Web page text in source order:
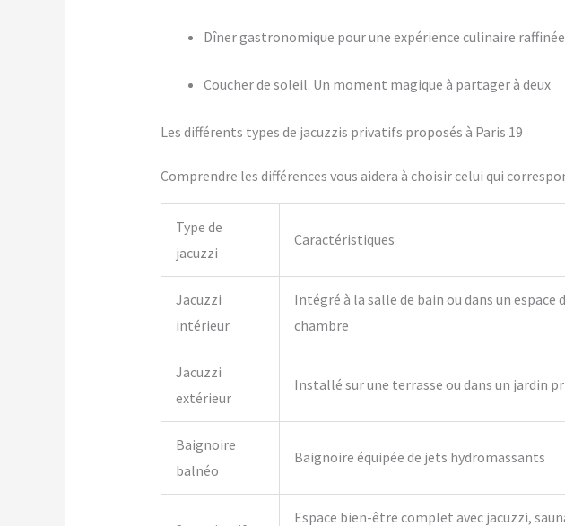
Dîner gastronomique pour une expérience culinaire
Coucher de soleil. Un moment magique à partager à deux
Les différents types de jacuzzis privatifs proposés à Paris 19
Comprendre les différences vous aidera à choisir celui qui
Type de
jacuzzi
Caractéristiques
Jacuzzi
intérieur
Intégré à la salle de bain ou dans un espace
chambre
Jacuzzi
extérieur
Installé sur une terrasse ou dans un jardin
Baignoire
balnéo
Baignoire équipée de jets hydromassants
Espace bien-être complet avec jacuzzi,